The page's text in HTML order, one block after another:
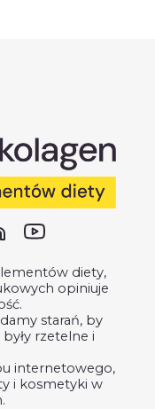
diety,
opiniuje
starań, by
rzetelne i
internetowego,
i kosmetyki w